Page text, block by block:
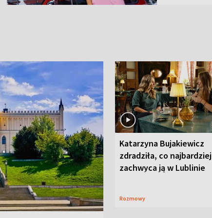
Katarzyna Bujakiewicz
zdradziła, co najbardziej
zachwyca ją w Lublinie
Rozmowy